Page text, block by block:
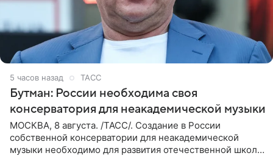
5 часов назад ТАСС
Бутман: России необходима своя
консерватория для неакадемической музыки
МОСКВА, 8 августа. /ТАСС/. Создание в России
собственной консерватории для неакадемической
музыки необходимо для развития отечественной школы